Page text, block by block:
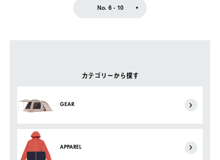
カテゴリーから探す
GEAR
APPAREL
No. 6 - 10